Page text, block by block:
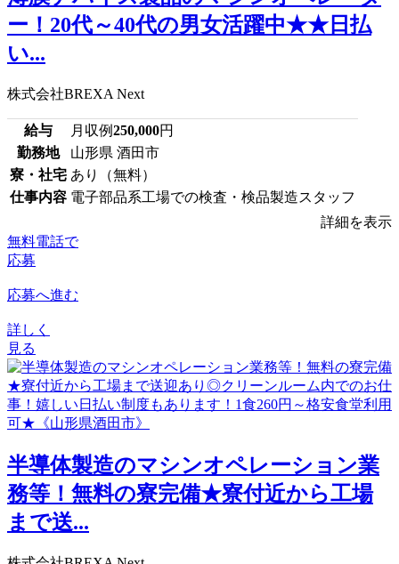
ー！20代～40代の男女活躍中★★日払
い...
株式会社BREXA Next
給与 月収例250,000円
勤務地
山形県 酒田市
寮・社宅 あり（無料）
仕事内容 電子部品系工場での検査・検品製造スタッフ
詳細を表示
無料電話で
応募
応募へ進む
詳しく
見る
半導体製造のマシンオペレーション業
務等！無料の寮完備★寮付近から工場
まで送...